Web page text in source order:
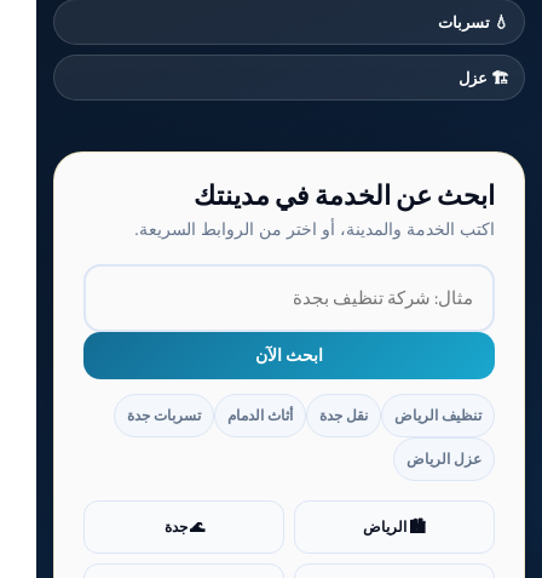
💧 تسربات
🏗️ عزل
ابحث عن الخدمة في مدينتك
اكتب الخدمة والمدينة، أو اختر من الروابط السريعة.
ابحث الآن
تنظيف الرياض نقل جدة أثاث الدمام تسربات جدة
عزل الرياض
🏙️ الرياض 🌊 جدة